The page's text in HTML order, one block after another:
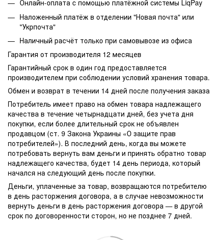
Онлайн-оплата с помощью платёжной системы LiqPay
Наложенный платёж в отделении "Новая почта" или
"Укрпочта"
Наличный расчёт только при самовывозе из офиса
Гарантия от производителя 12 месяцев
Гарантийный срок в один год предоставляется
производителем при соблюдении условий хранения товара.
Обмен и возврат в течении 14 дней после получения заказа
Потребитель имеет право на обмен товара надлежащего
качества в течение четырнадцати дней, без учета дня
покупки, если более длительный срок не объявлен
продавцом (ст. 9 Закона Украины «О защите прав
потребителей»). В последний день, когда вы можете
потребовать вернуть вам деньги и принять обратно товар
надлежащего качества, будет 14 день периода, который
начался на следующий день после покупки.
Деньги, уплаченные за товар, возвращаются потребителю
в день расторжения договора, а в случае невозможности
вернуть деньги в день расторжения договора — в другой
срок по договоренности сторон, но не позднее 7 дней.